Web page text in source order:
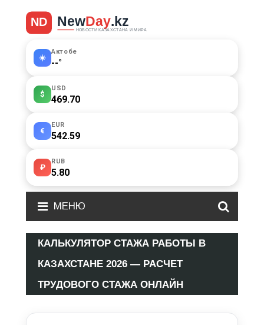
☀️
Актобе
--°
$
USD
469.70
€
EUR
542.59
₽
RUB
5.80
МЕНЮ
КАЛЬКУЛЯТОР СТАЖА РАБОТЫ В
КАЗАХСТАНЕ 2026 — РАСЧЕТ
ТРУДОВОГО СТАЖА ОНЛАЙН